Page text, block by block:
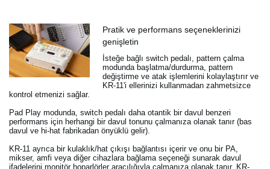
Pratik ve performans seçeneklerinizi
genişletin
İsteğe bağlı switch pedalı, pattern çalma
modunda başlatma/durdurma, pattern
değiştirme ve atak işlemlerini kolaylaştırır ve
KR-11'i ellerinizi kullanmadan zahmetsizce
kontrol etmenizi sağlar.
Pad Play modunda, switch pedalı daha otantik bir davul benzeri
performans için herhangi bir davul tonunu çalmanıza olanak tanır (bas
davul ve hi-hat fabrikadan önyüklü gelir).
KR-11 ayrıca bir kulaklık/hat çıkışı bağlantısı içerir ve onu bir PA,
mikser, amfi veya diğer cihazlara bağlama seçeneği sunarak davul
ifadelerini monitör hoparlörler aracılığıyla çalmanıza olanak tanır. KR-